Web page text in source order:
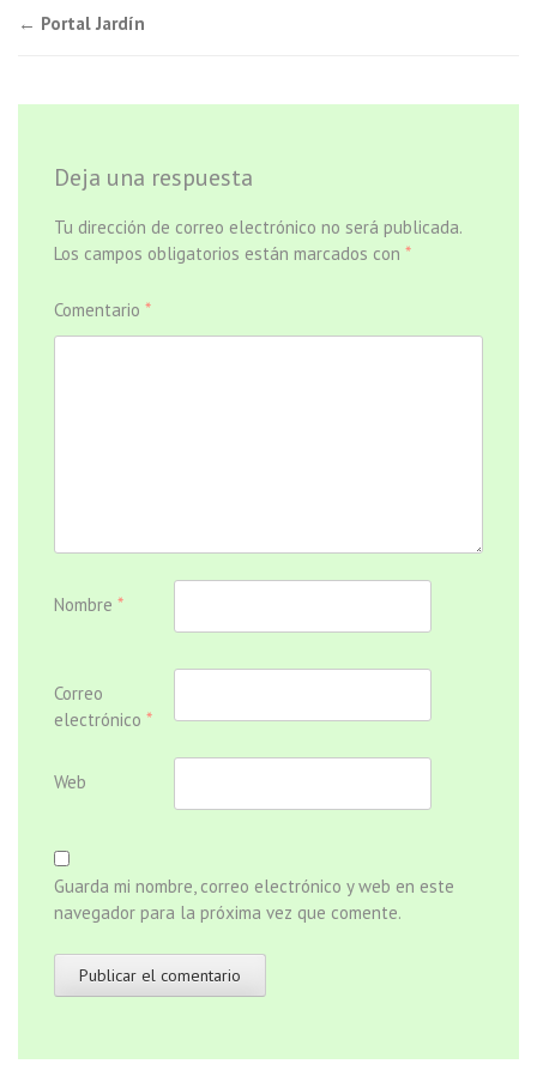
Navegación
← Portal Jardín
Deja una respuesta
Tu dirección de correo electrónico no será publicada.
Los campos obligatorios están marcados con *
Comentario *
Nombre *
Correo
electrónico *
Web
Guarda mi nombre, correo electrónico y web en este
navegador para la próxima vez que comente.